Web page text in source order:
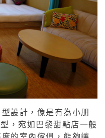
設計，像是有為小朋
，宛如巴黎甜點店一般